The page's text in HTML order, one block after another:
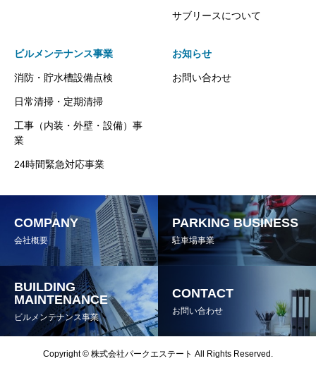
サブリースについて
ビルメンテナンス事業
消防・貯水槽設備点検
日常清掃・定期清掃
工事（内装・外壁・設備）事
業
24時間緊急対応事業
お知らせ
お問い合わせ
COMPANY
会社概要
PARKING BUSINESS
駐車場事業
BUILDING
MAINTENANCE
ビルメンテナンス事業
CONTACT
お問い合わせ
Copyright © 株式会社パークエステート All Rights Reserved.